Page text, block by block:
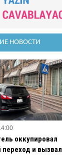
НОВОСТИ
оккупировал
и вызвал